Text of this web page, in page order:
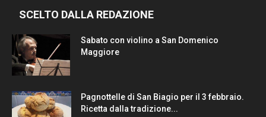
SCELTO DALLA REDAZIONE
Sabato con violino a San Domenico
Maggiore
Pagnottelle di San Biagio per il 3 febbraio.
Ricetta dalla tradizione...